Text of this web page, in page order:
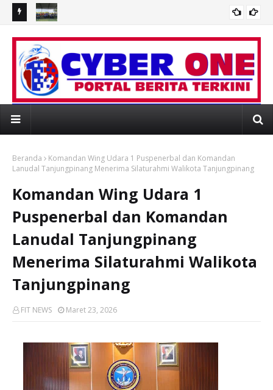
Emas
PERLOMBAAN/ PERTANDINGAN INSPIRATIF
Beranda
Komandan Wing Udara 1 Puspenerbal dan Komandan
Lanudal Tanjungpinang Menerima Silaturahmi Walikota Tanjungpinang
Komandan Wing Udara 1
Puspenerbal dan Komandan
Lanudal Tanjungpinang
Menerima Silaturahmi Walikota
Tanjungpinang
FIT NEWS Maret 23, 2026